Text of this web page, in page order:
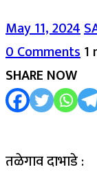
May 11, 2024
0 Comments1
SHARE NOW
तळेगाव दाभाडे :